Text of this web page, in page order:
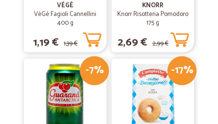
VÉGÉ
VéGé Fagioli Cannellini
400 g
1,19 € 1,39 €
KNORR
Knorr Risotteria Pomodoro
175 g
2,69 € 2,99 €
-7% -17%